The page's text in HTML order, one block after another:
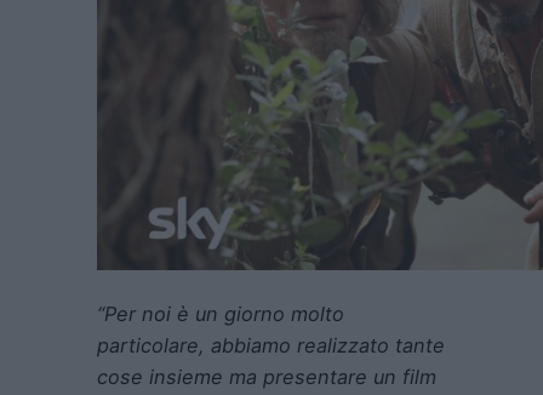
“Per noi è un giorno molto
particolare, abbiamo realizzato tante
cose insieme ma presentare un film